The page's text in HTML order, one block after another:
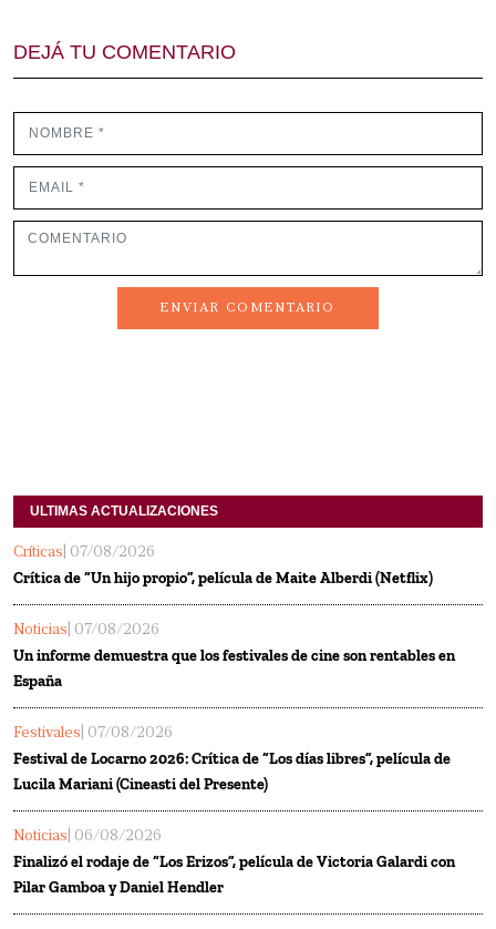
DEJÁ TU COMENTARIO
ENVIAR COMENTARIO
ULTIMAS ACTUALIZACIONES
Críticas | 07/08/2026
Crítica de “Un hijo propio”, película de Maite Alberdi (Netflix)
Noticias | 07/08/2026
Un informe demuestra que los festivales de cine son rentables en
España
Festivales | 07/08/2026
Festival de Locarno 2026: Crítica de “Los días libres”, película de
Lucila Mariani (Cineasti del Presente)
Noticias | 06/08/2026
Finalizó el rodaje de “Los Erizos”, película de Victoria Galardi con
Pilar Gamboa y Daniel Hendler